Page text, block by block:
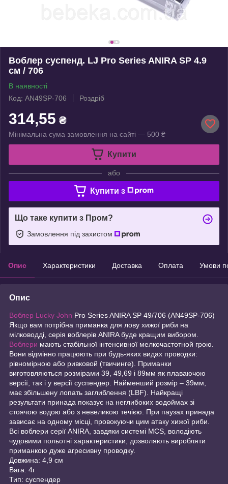
Воблер суспенд. LJ Pro Series ANIRA SP 4.9
см / 706
В наявності
Код: AN49SP-706
Роздріб
314,55 ₴
Мінімальна сума замовлення на сайті — 500 ₴
Купити
або
Купити з
Що таке купити з Пром?
Замовлення під захистом
Опис Характеристики Доставка Оплата Умови
Опис
Воблер Lucky John Pro Series ANIRA SP 49/706 (AN49SP-706)
Якщо вам потрібна приманка для лову хижої риби на
мілководді, серія воблерів ANIRA буде кращим вибором.
Воблери мають стабільної інтенсивної мелкочастотной грою.
Вони відмінно працюють при будь-яких видах проводки:
рівномірною або ривковой (твичинге). Приманки
виготовляються розмірами 39, 49,69 і 89мм як плаваючою
версії, так і у версії суспендер. Найменший розмір – 39мм,
має збільшену лопать заглиблення (LBF). Найкращі
результати принада показує на неглибоких водоймах зі
стоячою водою або з невеликою течією. При паузах принада
зависає на одному місці, провокуючи цим атаку хижої риби.
Всі воблери серії ANIRA, завдяки системі MCS, володіють
чудовими польотні характеристики, дозволяють виробляти
приманкою дуже агресивну проводку.
Довжина: 4,9 см
Вага: 4г
Тип: суспендер